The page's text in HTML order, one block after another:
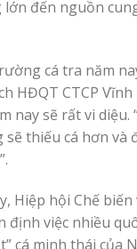
đến nguồn
cá tra năm
HĐQT CTCP
nay sẽ rất vi diệu.
sẽ thiếu cá hơn và
Hiệp hội Chế
định việc nhiều
cá minh thái của